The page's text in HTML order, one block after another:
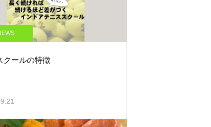
クールの特徴